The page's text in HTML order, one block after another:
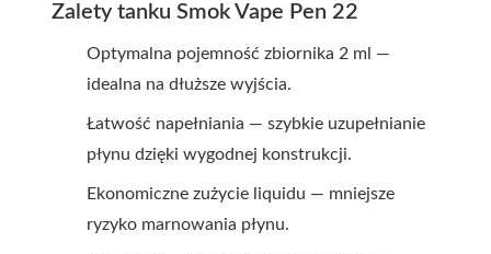
Zalety tanku Smok Vape Pen 22
Optymalna pojemność zbiornika 2 ml —
idealna na dłuższe wyjścia.
Łatwość napełniania — szybkie uzupełnianie
płynu dzięki wygodnej konstrukcji.
Ekonomiczne zużycie liquidu — mniejsze
ryzyko marnowania płynu.